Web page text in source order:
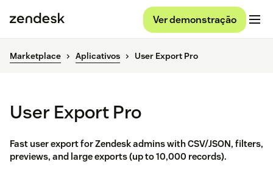
Ver demonstração
Marketplace Aplicativos User Export Pro
User Export Pro
Fast user export for Zendesk admins with CSV/JSON, filters,
previews, and large exports (up to 10,000 records).